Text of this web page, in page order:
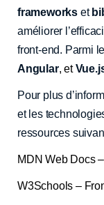
frameworks et
améliorer
front-end. Parmi
Angular, et
Pour plus
et les
ressources
MDN Web Docs
W3Schools –